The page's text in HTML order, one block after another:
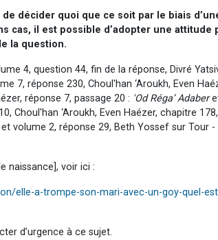
de décider quoi que ce soit par le biais
cas, il est possible d’adopter une attitude
la question.
4, question 44, fin de la réponse, Divré
7, réponse 230, Choul'han ‘Aroukh, Even
réponse 7, passage 20 : 'Od Réga’ Adaber
Choul'han ‘Aroukh, Even Haézer, chapitre
volume 2, réponse 29, Beth Yossef sur Tour -
naissance], voir ici :
elle-a-trompe-son-mari-avec-un-goy-quel-
d’urgence à ce sujet.